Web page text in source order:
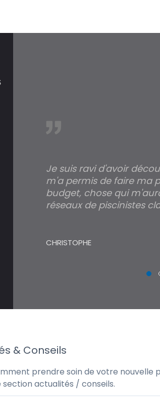
Je suis ravi d'avoir
m'a permis de faire ma
budget, chose qui
réseaux de piscinistes
CHRISTOPHE
& Conseils
prendre soin de votre nouvelle
actualités / conseils.